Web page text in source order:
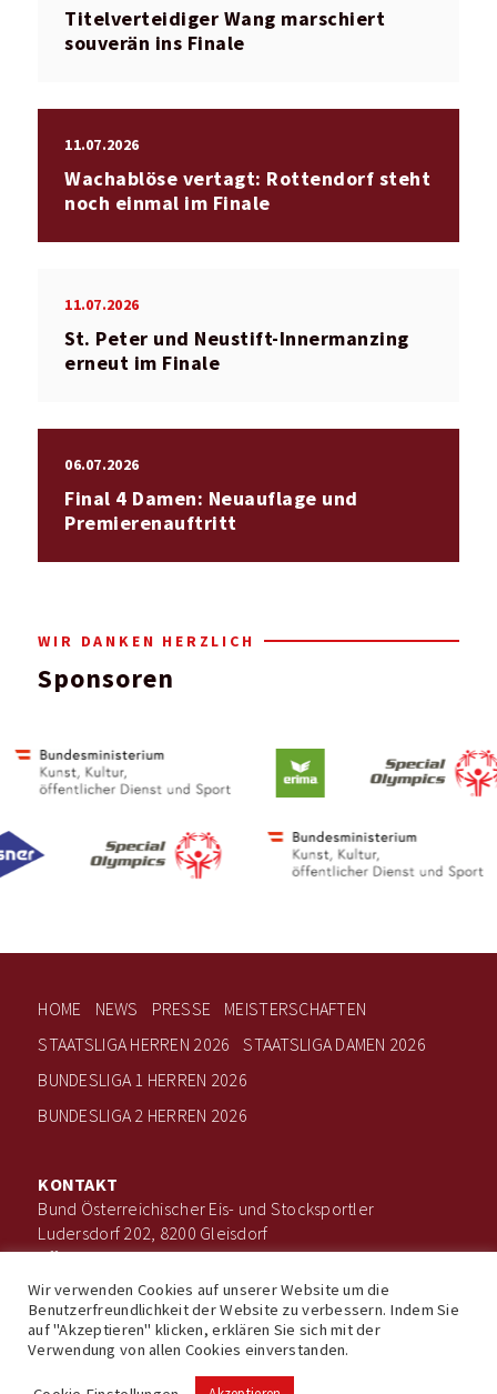
Titelverteidiger Wang marschiert
souverän ins Finale
11.07.2026
Wachablöse vertagt: Rottendorf steht
noch einmal im Finale
11.07.2026
St. Peter und Neustift-Innermanzing
erneut im Finale
06.07.2026
Final 4 Damen: Neuauflage und
Premierenauftritt
WIR DANKEN HERZLICH
Sponsoren
HOME NEWS PRESSE
MEISTERSCHAFTEN
STAATSLIGA HERREN 2026
STAATSLIGA DAMEN 2026
BUNDESLIGA 1 HERREN 2026
BUNDESLIGA 2 HERREN 2026
KONTAKT
Bund Österreichischer Eis- und Stocksportler
Ludersdorf 202, 8200 Gleisdorf
office@boee.at
+43 660 506 7203
Impressum Datenschutz
© Bund Österreichischer Eis- und Stocksportler
Wir verwenden Cookies auf unserer Website um die
Benutzerfreundlichkeit der Website zu verbessern. Indem Sie
auf "Akzeptieren" klicken, erklären Sie sich mit der
Verwendung von allen Cookies einverstanden.